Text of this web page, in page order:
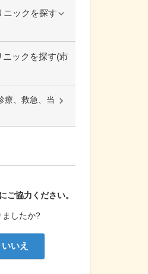
ニックを探す
ックを探す(市
療、救急、当
ご協力ください。
ましたか?
いいえ